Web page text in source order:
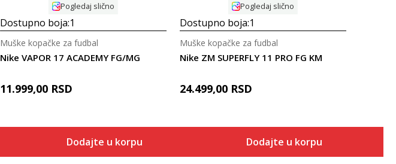
Pogledaj slično
Dostupno boja:1
Nike VAPOR 17 ACADEMY FG/MG
Muške kopačke za fudbal
11.999,00 RSD
Dodajte u korpu
Pogledaj slično
Dostupno boja:1
Nike ZM SUPERFLY 11 PRO FG KM
Muške kopačke za fudbal
24.499,00 RSD
Dodajte u korpu